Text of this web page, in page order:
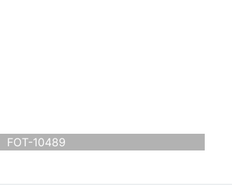
FOT-10489